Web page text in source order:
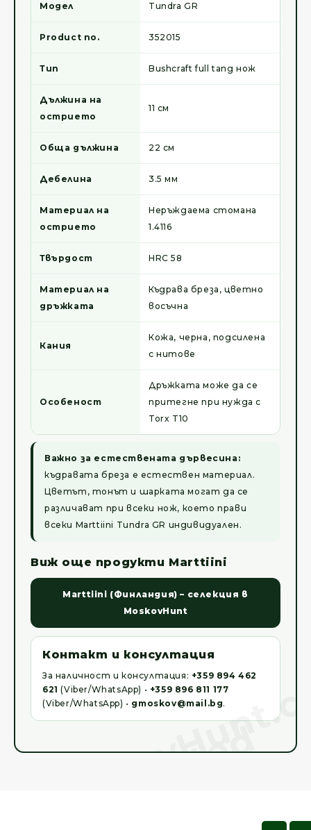
Модел Tundra GR
Product no. 352015
Тип Bushcraft full tang нож
Дължина на
острието
11 см
Обща дължина 22 см
Дебелина 3.5 мм
Материал на
острието
Неръждаема стомана
1.4116
Твърдост HRC 58
Материал на
дръжката
Къдрава бреза, цветно
восъчна
Кания
Кожа, черна, подсилена
с нитове
Особеност
Дръжката може да се
притегне при нужда с
Torx T10
Важно за естествената дървесина:
къдравата бреза е естествен материал.
Цветът, тонът и шарката могат да се
различават при всеки нож, което прави
всеки Marttiini Tundra GR индивидуален.
Виж още продукти Marttiini
Marttiini (Финландия) – селекция в
MoskovHunt
Контакт и консултация
За наличност и консултация: +359 894 462
621 (Viber/WhatsApp) • +359 896 811 177
(Viber/WhatsApp) • gmoskov@mail.bg.